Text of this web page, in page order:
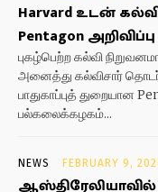
Harvard உடன்
Pentagon அறிவிப்பு
புகழ்பெற்ற கல்வி
அனைத்து கல்விசார்
பாதுகாப்புத் துறையான
பல்கலைக்கழகம்...
NEWS FEBRUARY 9,
ஆஸ்திரேலியாவில்